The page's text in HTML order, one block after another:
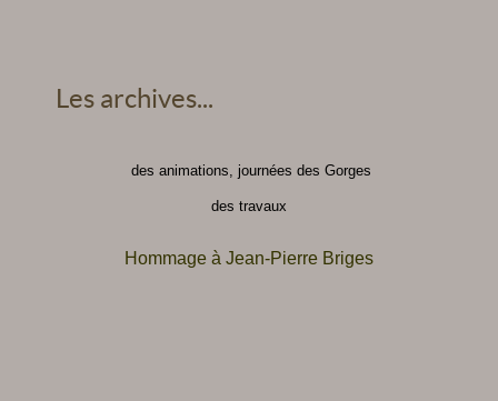
Les archives...
des animations, journées des Gorges
des travaux
Hommage à Jean-Pierre Briges